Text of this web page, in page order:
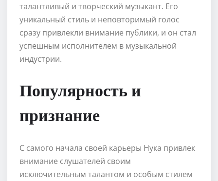
талантливый и творческий музыкант. Его
уникальный стиль и неповторимый голос
сразу привлекли внимание публики, и он стал
успешным исполнителем в музыкальной
индустрии.
Популярность и
признание
С самого начала своей карьеры Нука привлек
внимание слушателей своим
исключительным талантом и особым стилем